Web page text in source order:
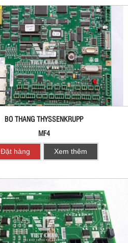
BO THANG THYSSENKRUPP
MF4
Đặt hàng Xem thêm